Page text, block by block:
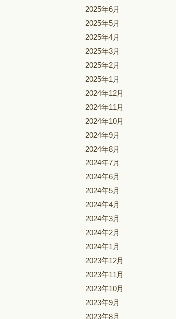
2025年6月
2025年5月
2025年4月
2025年3月
2025年2月
2025年1月
2024年12月
2024年11月
2024年10月
2024年9月
2024年8月
2024年7月
2024年6月
2024年5月
2024年4月
2024年3月
2024年2月
2024年1月
2023年12月
2023年11月
2023年10月
2023年9月
2023年8月